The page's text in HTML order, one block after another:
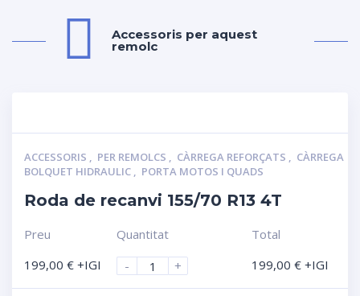
Accessoris per aquest
remolc
ACCESSORIS , PER REMOLCS , CÀRREGA REFORÇATS , CÀRREGA
BOLQUET HIDRAULIC , PORTA MOTOS I QUADS
Roda de recanvi 155/70 R13 4T
Preu
199,00 € +IGI
Quantitat
-
+
Total
199,00 € +IGI